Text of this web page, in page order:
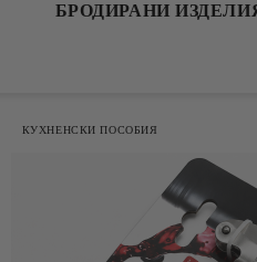
БРОДИРАНИ
КУХНЕНСКИ ПОСОБИЯ